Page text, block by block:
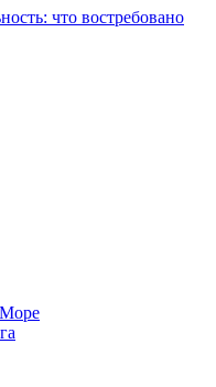
что востребовано